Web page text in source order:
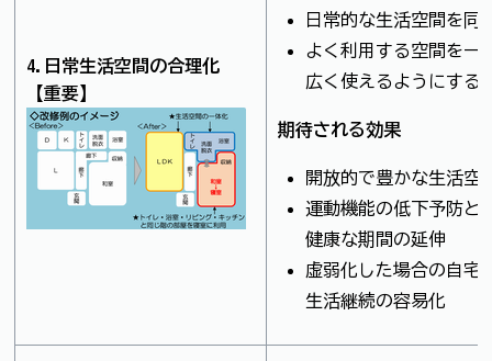
4.日常生活空間の合理化
【重要】
日常的な生活空間を同
よく利用する空間を一
広く使えるようにする
期待される効果
開放的で豊かな生活空
運動機能の低下予防と
健康な期間の延伸
虚弱化した場合の自宅
生活継続の容易化